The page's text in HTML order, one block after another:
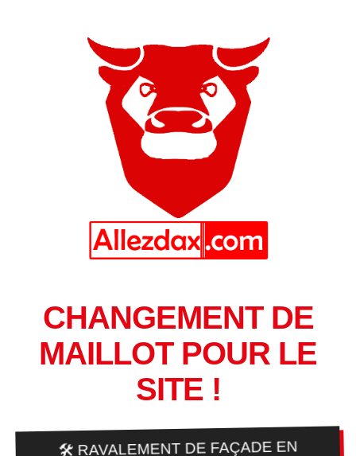
CHANGEMENT DE
MAILLOT POUR LE
SITE !
🛠️ RAVALEMENT DE FAÇADE EN